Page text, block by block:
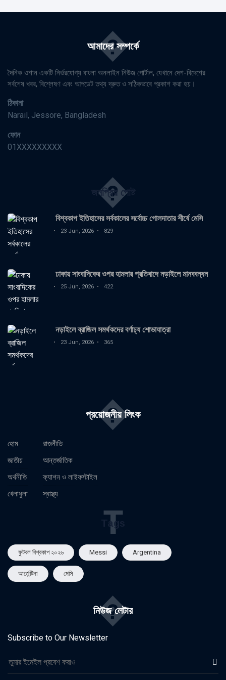
আমাদের সম্পর্কে
�
দৈনিক ওশান একটি নির্ভরযোগ্য বাংলা অনলাইন নিউজ পোর্টাল, যেখানে দেশ-বিদেশের
সর্বশেষ খবর, বিশ্লেষণ এবং আপডেট তথ্য দ্রুত ও সঠিকভাবে প্রকাশ করা হয়।
ঠিকানা
Narail, Jessore, Bangladesh
ফোন
01XXXXXXXXX
জনপ্রিয় পোষ্ট
�
বিশ্বকাপ ইতিহাসের সর্বকালের সর্বোচ্চ গোলদাতার শীর্ষে মেসি
23 Jun, 2026 829
ঢাকায় সাংবাদিকের ওপর হামলার প্রতিবাদে নড়াইলে মানববন্ধন
25 Jun, 2026 422
নড়াইলে ব্রাজিল সমর্থকদের বর্ণাঢ্য শোভাযাত্রা
23 Jun, 2026 365
প্রয়োজনীয় লিংক
�
হোম
জাতীয়
অর্থনীতি
খেলাধুলা
রাজনীতি
আন্তর্জাতিক
ফ্যাশন ও লাইফস্টাইল
স্বাস্থ্য
Tags
T
ফুটবল বিশ্বকাপ ২০২৬ Messi Argentina
আর্জেন্টিনা মেসি
নিউজ লেটার
�
Subscribe to Our Newsletter